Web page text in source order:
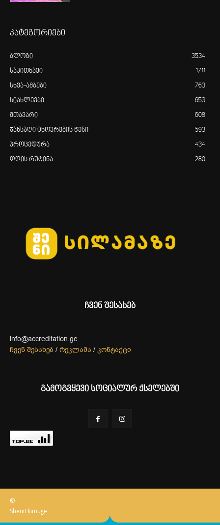
კატეგორიები
ბლოგი 3534
საკითხავი 1711
სხვა-ამბები 763
სიახლეები 653
მთავარი 608
ჯანსაღი ცხოვრების წესი 593
პროცედურა 434
დღის რუტინა 280
ჩვენ შესახებ
info@accreditation.ge
ჩვენ შესახებ / რეკლამა / კონტაქტი
გამოგვყევი სოციალურ ქსელებში
©
SheniEkimi.ge